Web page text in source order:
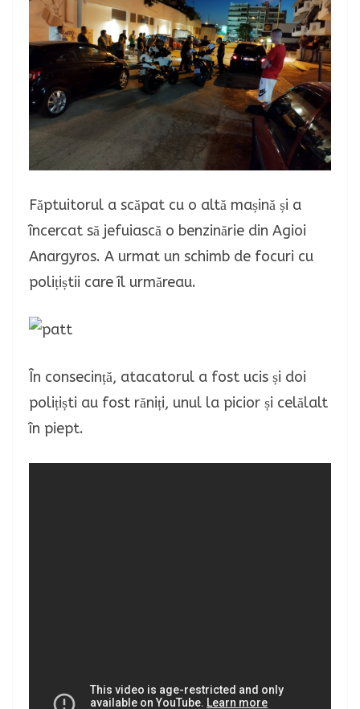
Făptuitorul a scăpat cu o altă mașină și a
încercat să jefuiască o benzinărie din Agioi
Anargyros. A urmat un schimb de focuri cu
polițiștii care îl urmăreau.
În consecință, atacatorul a fost ucis și doi
polițiști au fost răniți, unul la picior și celălalt
în piept.